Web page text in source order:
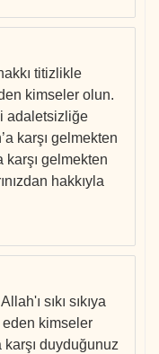
titizlikle
kimseler olun.
adaletsizliğe
karşı gelmekten
karşı gelmekten
hakkıyla
sıkı sıkıya
kimseler
duyduğunuz